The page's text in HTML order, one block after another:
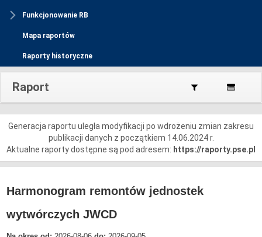
Funkcjonowanie RB
Mapa raportów
Raporty historyczne
Raport
Generacja raportu uległa modyfikacji po wdrożeniu zmian zakresu
publikacji danych z początkiem 14.06.2024 r.
Aktualne raporty dostępne są pod adresem: https://raporty.pse.pl
Harmonogram remontów jednostek
wytwórczych JWCD